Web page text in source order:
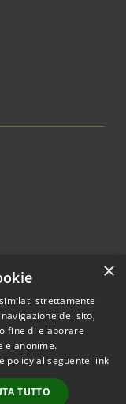
© 2026 • Comune di
• Powered by
•
Accesso
×
strettamente
del sito,
fine di elaborare
e anonime.
policy al seguente link
TUTTO